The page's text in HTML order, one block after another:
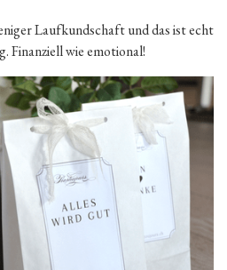
Laufkundschaft und das ist echt
Finanziell wie emotional!